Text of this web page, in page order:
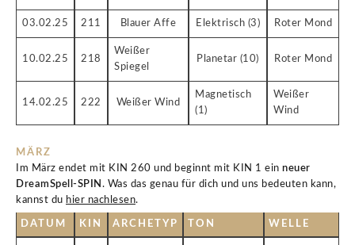
03.02.25 211 Blauer Affe Elektrisch (3) Roter Mond
10.02.25 218
Weißer
Spiegel
Planetar (10) Roter Mond
14.02.25 222 Weißer Wind
Magnetisch
(1)
Weißer
Wind
MÄRZ
Im März endet mit KIN 260 und beginnt mit KIN 1 ein neuer
DreamSpell-SPIN . Was das genau für dich und uns bedeuten kann,
kannst du hier nachlesen.
DATUM KIN ARCHETYP TON WELLE